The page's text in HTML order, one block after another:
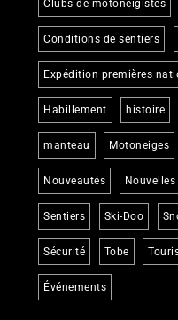
Clubs de motoneigistes
Conditions de sentiers
Expédition premières
Habillement histoire
manteau Motoneiges
Nouveautés Nouvelles
Sentiers Ski-Doo
Sécurité Tobe
Événements